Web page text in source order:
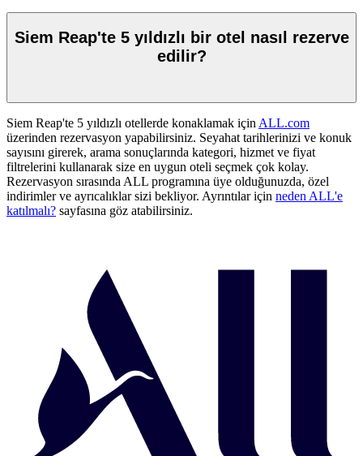
Siem Reap'te 5 yıldızlı bir otel nasıl rezerve
edilir?
Siem Reap'te 5 yıldızlı otellerde konaklamak için ALL.com
üzerinden rezervasyon yapabilirsiniz. Seyahat tarihlerinizi ve konuk
sayısını girerek, arama sonuçlarında kategori, hizmet ve fiyat
filtrelerini kullanarak size en uygun oteli seçmek çok kolay.
Rezervasyon sırasında ALL programına üye olduğunuzda, özel
indirimler ve ayrıcalıklar sizi bekliyor. Ayrıntılar için neden ALL'e
katılmalı? sayfasına göz atabilirsiniz.